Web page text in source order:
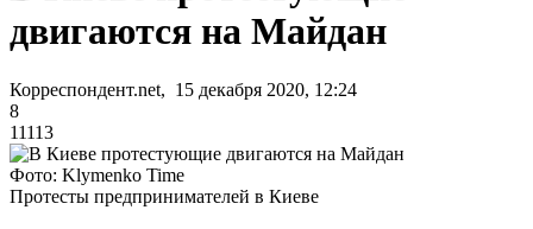
двигаются на Майдан
Корреспондент.net, 15 декабря 2020, 12:24
8
11113
Фото: Klymenko Time
Протесты предпринимателей в Киеве